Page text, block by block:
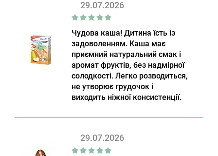
29.07.2026
Чудова каша! Дитина їсть із
задоволенням. Каша має
приємний натуральний смак і
аромат фруктів, без надмірної
солодкості. Легко розводиться,
не утворює грудочок і
виходить ніжної консистенції.
29.07.2026